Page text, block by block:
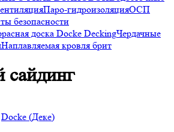
Паро-гидроизоляцияОСП
безопасности
доска Docke DeckingЧердачные
Наплавляемая кровля брит
Docke (Деке)